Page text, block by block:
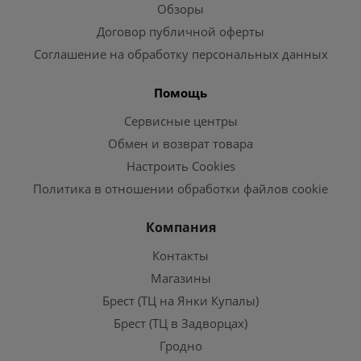
Обзоры
Договор публичной оферты
Соглашение на обработку персональных данных
Помощь
Сервисные центры
Обмен и возврат товара
Настроить Cookies
Политика в отношении обработки файлов cookie
Компания
Контакты
Магазины
Брест (ТЦ на Янки Купалы)
Брест (ТЦ в Задворцах)
Гродно